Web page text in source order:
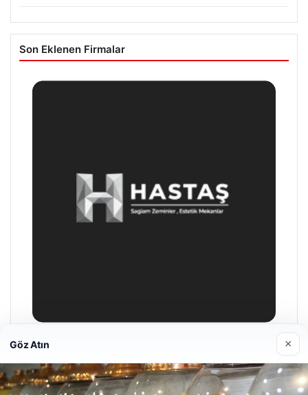
Son Eklenen Firmalar
Hastaş Beton
26/05/2026
Göz Atın ×